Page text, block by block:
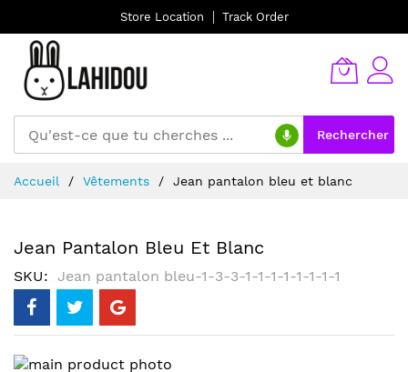
Store Location Track Order
Rechercher
au
Accueil Vêtements Jean pantalon bleu et blanc
Jean Pantalon Bleu Et Blanc
SKU Jean pantalon bleu-1-3-3-1-1-1-1-1-1-1-1
Skip